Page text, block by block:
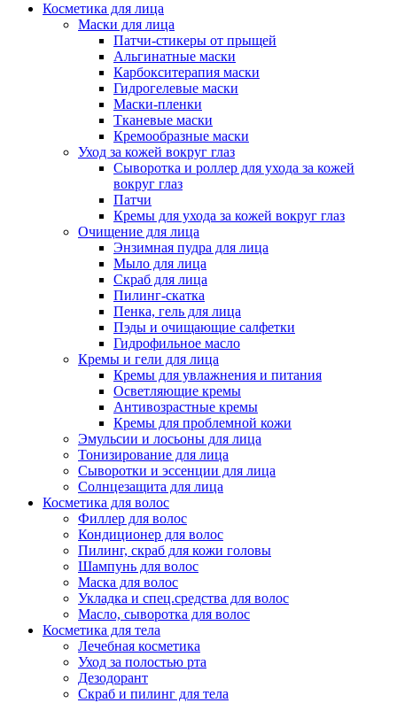
Косметика для лица
Маски для лица
Патчи-стикеры от прыщей
Альгинатные маски
Карбокситерапия маски
Гидрогелевые маски
Маски-пленки
Тканевые маски
Кремообразные маски
Уход за кожей вокруг глаз
Сыворотка и роллер для ухода за кожей
вокруг глаз
Патчи
Кремы для ухода за кожей вокруг глаз
Очищение для лица
Энзимная пудра для лица
Мыло для лица
Скраб для лица
Пилинг-скатка
Пенка, гель для лица
Пэды и очищающие салфетки
Гидрофильное масло
Кремы и гели для лица
Кремы для увлажнения и питания
Осветляющие кремы
Антивозрастные кремы
Кремы для проблемной кожи
Эмульсии и лосьоны для лица
Тонизирование для лица
Сыворотки и эссенции для лица
Солнцезащита для лица
Косметика для волос
Филлер для волос
Кондиционер для волос
Пилинг, скраб для кожи головы
Шампунь для волос
Маска для волос
Укладка и спец.средства для волос
Масло, сыворотка для волос
Косметика для тела
Лечебная косметика
Уход за полостью рта
Дезодорант
Скраб и пилинг для тела